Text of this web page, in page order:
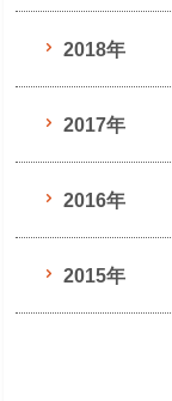
2018年
2017年
2016年
2015年